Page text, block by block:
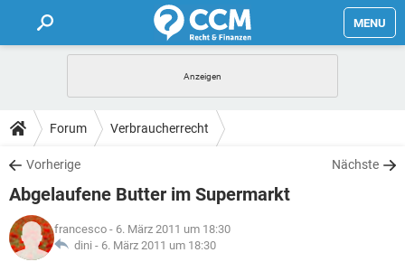
MENU
FORUM
TIPPS
LEXIKON
Forum Verbraucherrecht
Vorherige Nächste
Abgelaufene Butter im Supermarkt
francesco - 6. März 2011 um 18:30
dini - 6. März 2011 um 18:30